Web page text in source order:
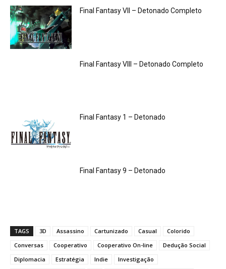
Final Fantasy VII – Detonado Completo
Final Fantasy VIII – Detonado Completo
Final Fantasy 1 – Detonado
Final Fantasy 9 – Detonado
TAGS 3D Assassino Cartunizado Casual
Colorido
Conversas
Cooperativo Cooperativo On-line
Dedução Social
Diplomacia
Estratégia Indie
Investigação